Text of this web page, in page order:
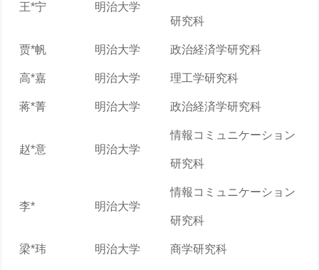
王*宁 明治大学
研究科
贾*帆 明治大学 政治経済学研究科
高*嘉 明治大学 理工学研究科
蒋*菁 明治大学 政治経済学研究科
赵*意 明治大学
情報コミュニケーション
研究科
李* 明治大学
情報コミュニケーション
研究科
梁*玮 明治大学 商学研究科